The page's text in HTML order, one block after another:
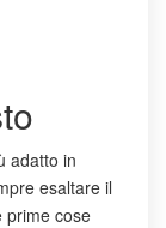
adatto in
esaltare il
prime cose